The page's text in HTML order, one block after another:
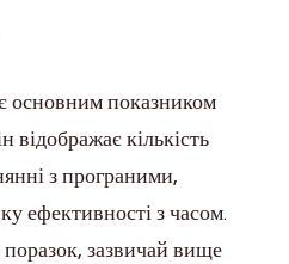
основним показником
відображає кількість
з програними,
ефективності з часом.
зазвичай вище